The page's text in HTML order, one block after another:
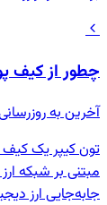
چطور از کیف
آخرین به
مبتنی بر شبکه